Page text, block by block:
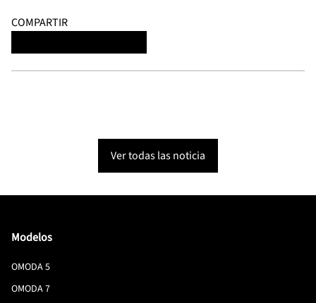
COMPARTIR
Ver todas las noticia
Modelos
OMODA 5
OMODA 7